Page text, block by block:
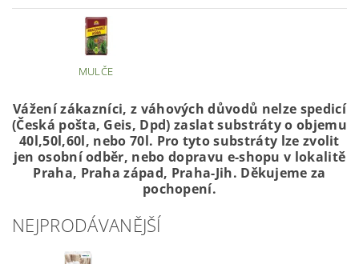
MULČE
Vážení zákazníci, z váhových důvodů nelze spedicí
(Česká pošta, Geis, Dpd) zaslat substráty o objemu
40l,50l,60l, nebo 70l. Pro tyto substráty lze zvolit
jen osobní odběr, nebo dopravu e-shopu v lokalitě
Praha, Praha západ, Praha-Jih. Děkujeme za
pochopení.
NEJPRODÁVANĚJŠÍ